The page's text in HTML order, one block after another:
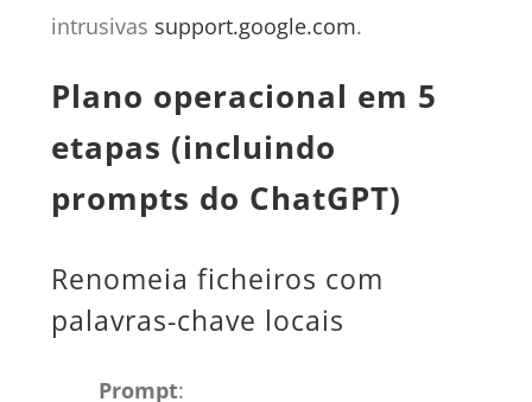
intrusivas support.google.com.
Plano operacional em 5
etapas (incluindo
prompts do ChatGPT)
Renomeia ficheiros com
palavras-chave locais
Prompt: